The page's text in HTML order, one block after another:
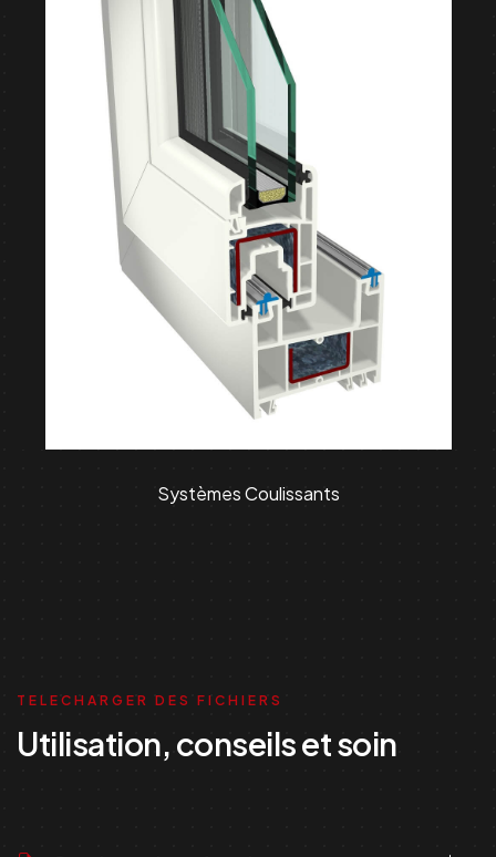
Systèmes Coulissants
TELECHARGER DES FICHIERS
Utilisation, conseils et soin